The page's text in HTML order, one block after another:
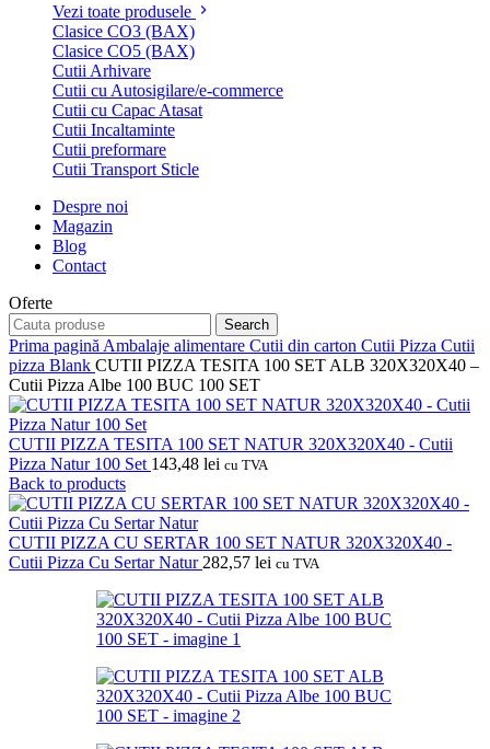
Vezi toate produsele
Clasice CO3 (BAX)
Clasice CO5 (BAX)
Cutii Arhivare
Cutii cu Autosigilare/e-commerce
Cutii cu Capac Atasat
Cutii Incaltaminte
Cutii preformare
Cutii Transport Sticle
Despre noi
Magazin
Blog
Contact
Oferte
Search
Prima pagină Ambalaje alimentare Cutii din carton Cutii Pizza Cutii
pizza Blank CUTII PIZZA TESITA 100 SET ALB 320X320X40 –
Cutii Pizza Albe 100 BUC 100 SET
CUTII PIZZA TESITA 100 SET NATUR 320X320X40 - Cutii
Pizza Natur 100 Set 143,48 lei cu TVA
Back to products
CUTII PIZZA CU SERTAR 100 SET NATUR 320X320X40 -
Cutii Pizza Cu Sertar Natur 282,57 lei cu TVA